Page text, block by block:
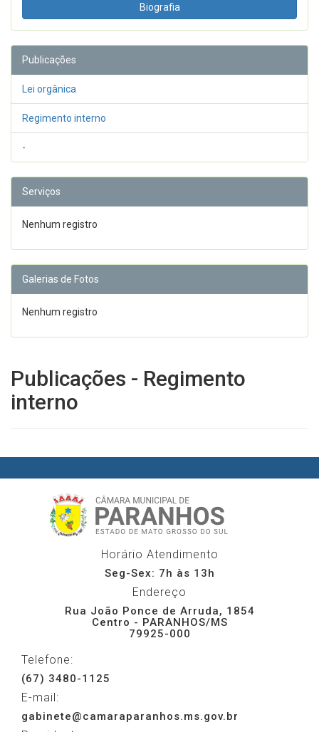
Biografia
Publicações
Lei orgânica
Regimento interno
-
Serviços
Nenhum registro
Galerias de Fotos
Nenhum registro
Publicações - Regimento
interno
Horário Atendimento
Seg-Sex: 7h às 13h
Endereço
Rua João Ponce de Arruda, 1854
Centro - PARANHOS/MS
79925-000
Telefone:
(67) 3480-1125
E-mail:
gabinete@camaraparanhos.ms.gov.br